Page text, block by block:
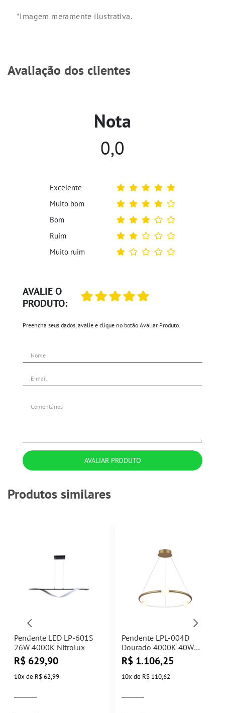
*Imagem meramente ilustrativa.
Avaliação dos clientes
AVALIE O
PRODUTO:
Preencha seus dados, avalie e clique no botão Avaliar Produto.
AVALIAR PRODUTO
Nota
0,0
Excelente
Muito bom
Bom
Ruim
Muito ruim
Produtos similares
Pendente LED LP-601S
26W 4000K Nitrolux
R$ 629,90
10x de R$ 62,99
Pendente LPL-004D
Dourado 4000K 40W
Nitrolux
R$ 1.106,25
10x de R$ 110,62